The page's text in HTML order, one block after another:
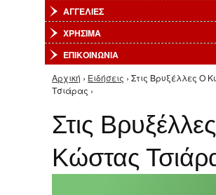
ΑΓΓΕΛΙΕΣ
ΧΡΗΣΙΜΑ
ΕΠΙΚΟΙΝΩΝΙΑ
Είστε εδώ
Αρχική › Ειδήσεις › Στις Βρυξέλλες Ο
Τσιάρας ›
Στις
Κώστας